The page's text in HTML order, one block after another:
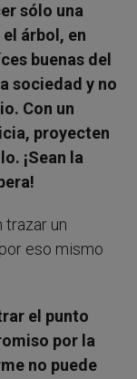
sólo una
árbol, en
buenas del
sociedad y no
Con un
proyecten
¡Sean la
trazar un
eso mismo
el punto
por la
no puede